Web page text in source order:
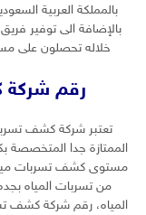
بالمملكة العربية
بالإضافة الى توفير
خلاله تحصلون على
رقم شركة
تعتبر شركة كشف
الممتازة جدا المتخصصة
مستوى كشف تسربات
من تسربات المياه